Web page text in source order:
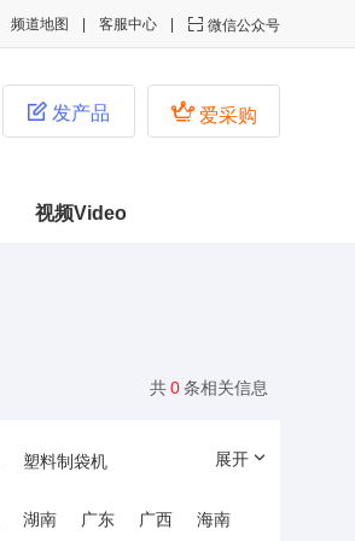
 微信公众号
客服中心
频道地图
 爱采购
 发产品
视频Video
共0条相关信息
塑料制袋机 展开
湖南 广东 广西 海南